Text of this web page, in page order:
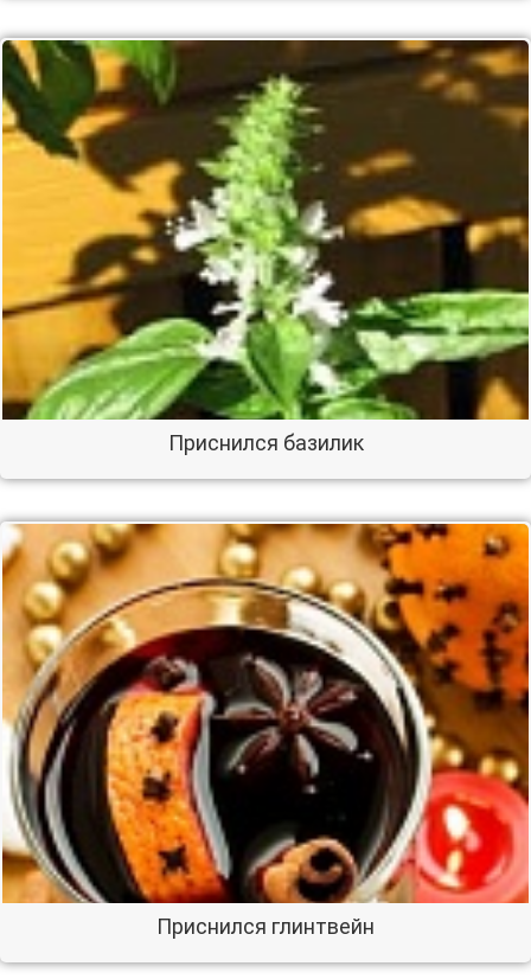
Приснился базилик
Приснился глинтвейн